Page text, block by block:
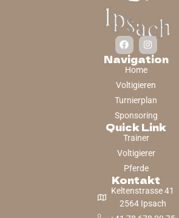
Navigation
Home
Voltigieren
Turnierplan
Sponsoring
Quick Link
Trainer
Voltigierer
Pferde
Kontakt
Keltenstrasse 41
2564 Ipsach